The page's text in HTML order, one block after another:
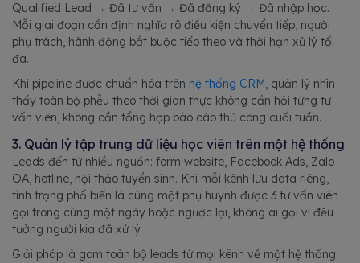
Qualified Lead → Đã tư vấn → Đã đăng ký → Đã nhập học.
Mỗi giai đoạn cần định nghĩa rõ điều kiện chuyển tiếp, người
phụ trách, hành động bắt buộc tiếp theo và thời hạn xử lý tối
đa.
Khi pipeline được chuẩn hóa trên hệ thống CRM, quản lý nhìn
thấy toàn bộ phễu theo thời gian thực không cần hỏi từng tư
vấn viên, không cần tổng hợp báo cáo thủ công cuối tuần.
3. Quản lý tập trung dữ liệu học viên trên một hệ thống
Leads đến từ nhiều nguồn: form website, Facebook Ads, Zalo
OA, hotline, hội thảo tuyển sinh. Khi mỗi kênh lưu data riêng,
tình trạng phổ biến là cùng một phụ huynh được 3 tư vấn viên
gọi trong cùng một ngày hoặc ngược lại, không ai gọi vì đều
tưởng người kia đã xử lý.
Giải pháp là gom toàn bộ leads từ mọi kênh về một hệ thống